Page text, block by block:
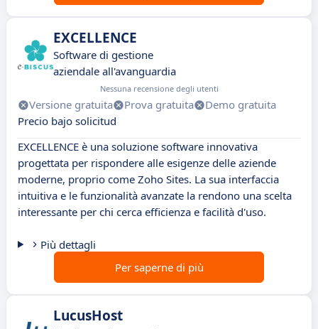
EXCELLENCE
Software di gestione
aziendale all'avanguardia
Nessuna recensione degli utenti
Versione gratuita Prova gratuita
Demo gratuita
Precio bajo solicitud
EXCELLENCE è una soluzione software innovativa
progettata per rispondere alle esigenze delle aziende
moderne, proprio come Zoho Sites. La sua interfaccia
intuitiva e le funzionalità avanzate la rendono una scelta
interessante per chi cerca efficienza e facilità d'uso.
Più dettagli
Per saperne di più
LucusHost